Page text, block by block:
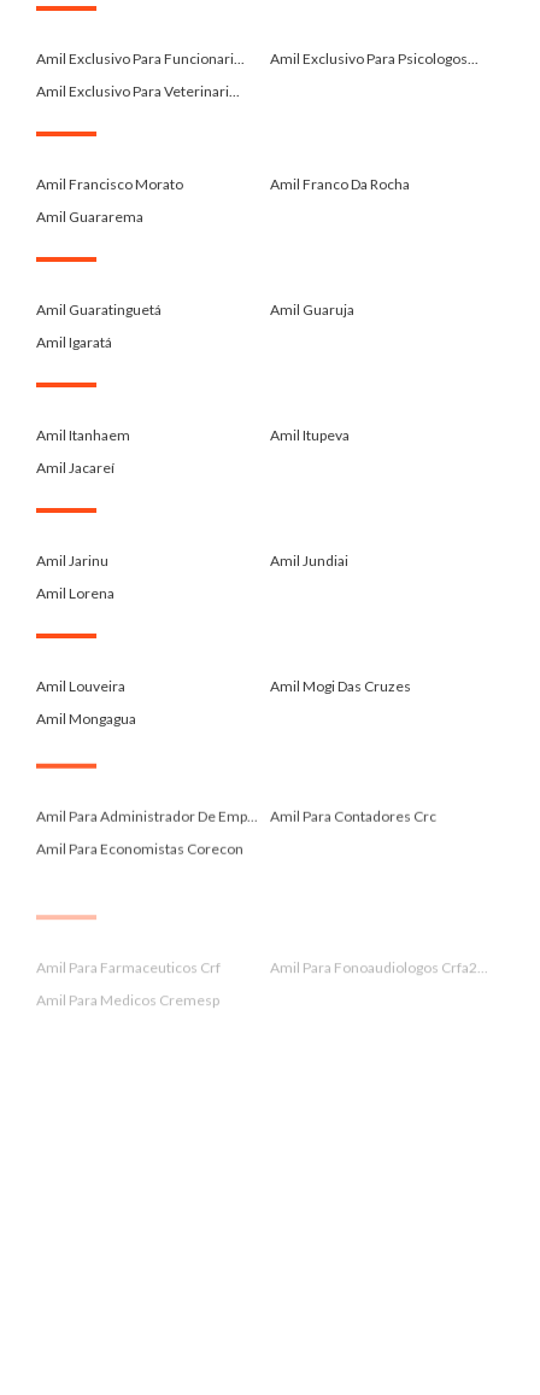
Amil Exclusivo Para Funcionari...
Amil Exclusivo Para Psicologos...
Amil Exclusivo Para Veterinari...
Amil Francisco Morato
Amil Franco Da Rocha
Amil Guararema
Amil Guaratinguetá
Amil Guaruja
Amil Igaratá
Amil Itanhaem
Amil Itupeva
Amil Jacareí
Amil Jarinu
Amil Jundiai
Amil Lorena
Amil Louveira
Amil Mogi Das Cruzes
Amil Mongagua
Amil Para Administrador De Emp...
Amil Para Contadores Crc
Amil Para Economistas Corecon
.
Amil Para Medicos Cremesp